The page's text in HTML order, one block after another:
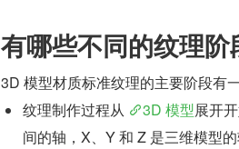
有哪些不同的纹理阶
3D 模型材质标准纹理的主要阶段有
纹理制作过程从
3D 模型展开
间的轴，X、Y 和 Z 是三维模型